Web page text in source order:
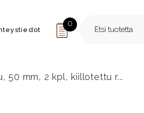
0
50 mm, 2 kpl, kiillotettu r...